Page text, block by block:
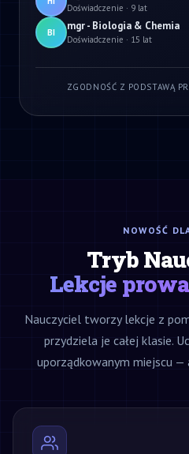
Doświadczenie · 9 lat
BI mgr - Biologia & Chemia
Doświadczenie · 15 lat
ZGODNOŚĆ Z PODSTAWĄ
NOWOŚĆ
Tryb
Lekcje
Nauczyciel tworzy lekcje z
przydziela je całej klasie.
uporządkowanym miejscu —